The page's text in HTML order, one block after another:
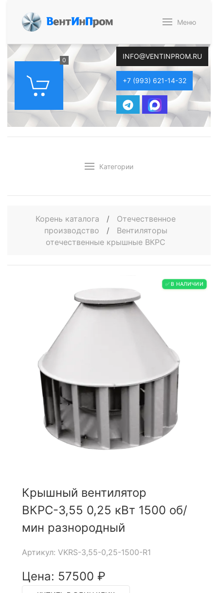
ВентИнПром Меню
0 INFO@VENTINPROM.RU
+7 (993) 621-14-32
Категории
Корень каталога /
Отечественное
производство
/
Вентиляторы
отечественные крышные ВКРС
✅ В НАЛИЧИИ
Крышный вентилятор
ВКРС-3,55 0,25 кВт 1500 об/
мин разнородный
Артикул: VKRS-3,55-0,25-1500-R1
Цена: 57500 ₽